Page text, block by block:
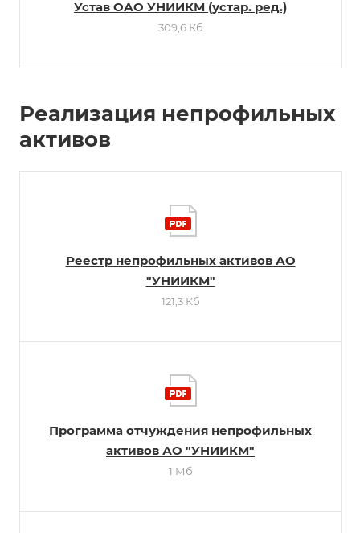
Устав ОАО УНИИКМ (устар. ред.)
309,6 Кб
Реализация непрофильных
активов
Реестр непрофильных активов АО
"УНИИКМ"
121,3 Кб
Программа отчуждения непрофильных
активов АО "УНИИКМ"
1 Мб